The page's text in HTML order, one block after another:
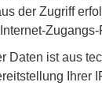
der Zugriff
Daten ist aus
Ihrer